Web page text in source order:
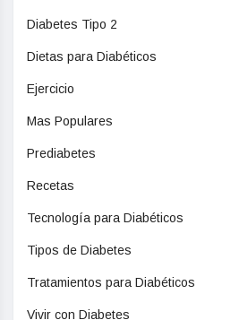
Diabetes Tipo 2
Dietas para Diabéticos
Ejercicio
Mas Populares
Prediabetes
Recetas
Tecnología para Diabéticos
Tipos de Diabetes
Tratamientos para Diabéticos
Vivir con Diabetes